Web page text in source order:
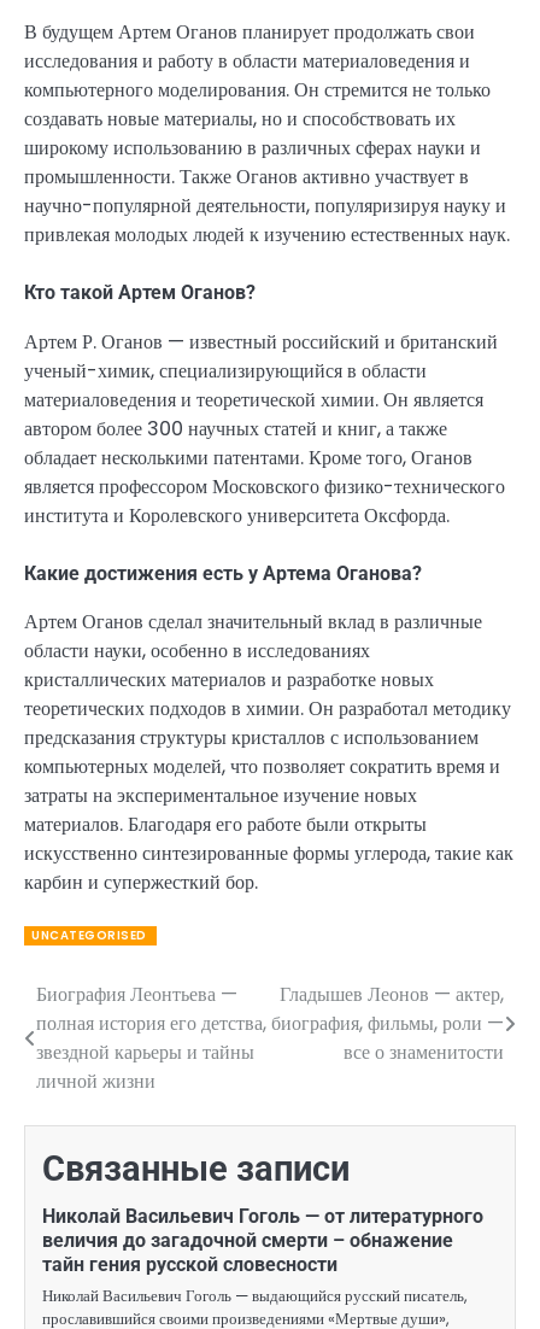
В будущем Артем Оганов планирует продолжать свои
исследования и работу в области материаловедения и
компьютерного моделирования. Он стремится не только
создавать новые материалы, но и способствовать их
широкому использованию в различных сферах науки и
промышленности. Также Оганов активно участвует в
научно-популярной деятельности, популяризируя науку и
привлекая молодых людей к изучению естественных наук.
Кто такой Артем Оганов?
Артем Р. Оганов — известный российский и британский
ученый-химик, специализирующийся в области
материаловедения и теоретической химии. Он является
автором более 300 научных статей и книг, а также
обладает несколькими патентами. Кроме того, Оганов
является профессором Московского физико-технического
института и Королевского университета Оксфорда.
Какие достижения есть у Артема Оганова?
Артем Оганов сделал значительный вклад в различные
области науки, особенно в исследованиях
кристаллических материалов и разработке новых
теоретических подходов в химии. Он разработал методику
предсказания структуры кристаллов с использованием
компьютерных моделей, что позволяет сократить время и
затраты на экспериментальное изучение новых
материалов. Благодаря его работе были открыты
искусственно синтезированные формы углерода, такие как
карбин и супержесткий бор.
UNCATEGORISED
Навигация
по
записям
Биография Леонтьева —
полная история его детства,
звездной карьеры и тайны
личной жизни
Гладышев Леонов — актер,
биография, фильмы, роли —
все о знаменитости
Связанные записи
Николай Васильевич Гоголь — от литературного
величия до загадочной смерти – обнажение
тайн гения русской словесности
Николай Васильевич Гоголь — выдающийся русский писатель,
прославившийся своими произведениями «Мертвые души»,